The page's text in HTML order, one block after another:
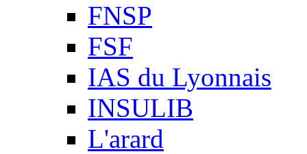
FNSP
FSF
IAS du Lyonnais
INSULIB
L'arard